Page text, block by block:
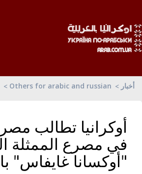
أخبار Others for arabic and russian
أوكرانيا تطالب
في مصرع الممثلة
"أوكسانا غايفاس"